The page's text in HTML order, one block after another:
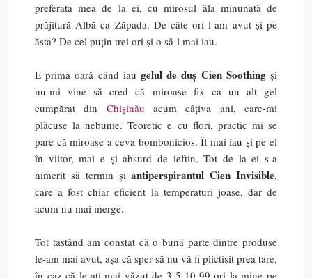
preferata mea de la ei, cu mirosul ăla minunată de
prăjitură Albă ca Zăpada. De câte ori l-am avut și pe
ăsta? De cel puțin trei ori și o să-l mai iau.
E prima oară când iau gelul de duș Cien Soothingși
nu-mi vine să cred că miroase fix ca un alt gel
cumpărat din Chișinău acum câțiva ani, care-mi
plăcuse la nebunie. Teoretic e cu flori, practic mi se
pare că miroase a ceva bombonicios. Îl mai iau și pe el
în viitor, mai e și absurd de ieftin. Tot de la ei s-a
nimerit să termin șiantiperspirantul Cien Invisible,
care a fost chiar eficient la temperaturi joase, dar de
acum nu mai merge.
Tot tastând am constat că o bună parte dintre produse
le-am mai avut, așa că sper să nu vă fi plictisit prea tare,